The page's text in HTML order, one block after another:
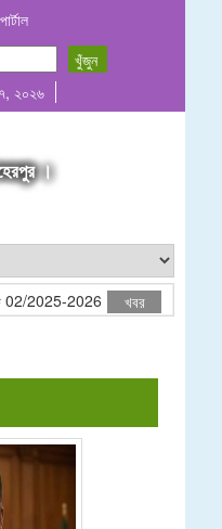
২০২৬
।
2025-2026 খবর